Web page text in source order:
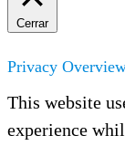
Cerrar
Privacy
This website
experience